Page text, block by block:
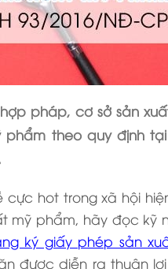
pháp, cơ sở sản
theo quy định
hot trong xã hội
mỹ phẩm, hãy đọc kỹ
ký giấy phép sản
được diễn ra thuận